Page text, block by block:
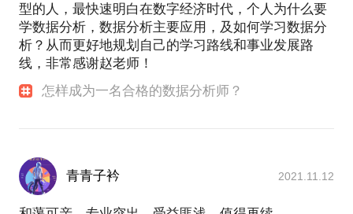
型的人，最快速明白在数字经济时代，个人为什么要
学数据分析，数据分析主要应用，及如何学习数据分
析？从而更好地规划自己的学习路线和事业发展路
线，非常感谢赵老师！
怎样成为一名合格的数据分析师？
青青子衿 2021.11.12